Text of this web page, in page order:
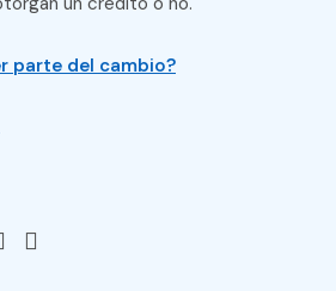
parte del cambio?